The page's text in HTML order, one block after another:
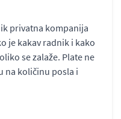
privatna kompanija
je kakav radnik i kako
se zalaže. Plate ne
na količinu posla i